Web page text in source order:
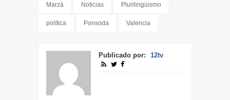
Marzà Noticias Plurilingüismo
política Ponsoda Valencia
Publicado por: 12tv